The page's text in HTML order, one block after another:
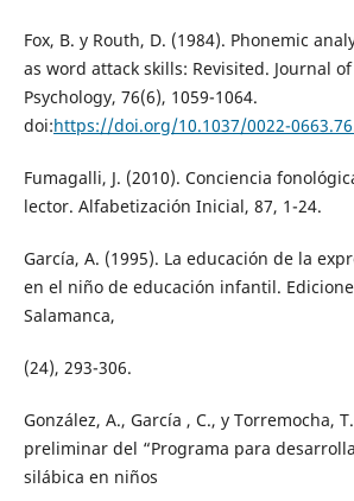
Fox, B. y Routh, D. (1984). Phonemic
as word attack skills: Revisited. Journal
Psychology, 76(6), 1059-1064.
doi:https://doi.org/10.1037/0022-
Fumagalli, J. (2010). Conciencia
lector. Alfabetización Inicial, 87, 1-24.
García, A. (1995). La educación de la
en el niño de educación infantil.
Salamanca,
(24), 293-306.
González, A., García , C., y Torremocha,
preliminar del “Programa para
silábica en niños